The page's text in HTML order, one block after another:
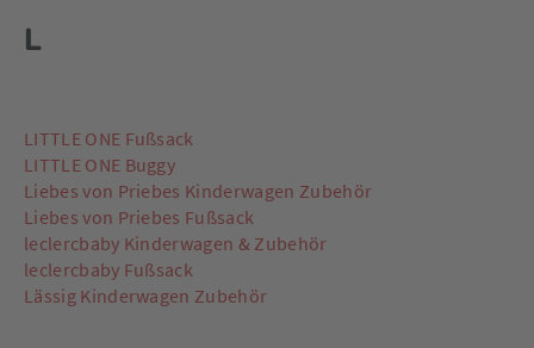
L
LITTLE ONE Fußsack
LITTLE ONE Buggy
Liebes von Priebes Kinderwagen Zubehör
Liebes von Priebes Fußsack
leclercbaby Kinderwagen & Zubehör
leclercbaby Fußsack
Lässig Kinderwagen Zubehör